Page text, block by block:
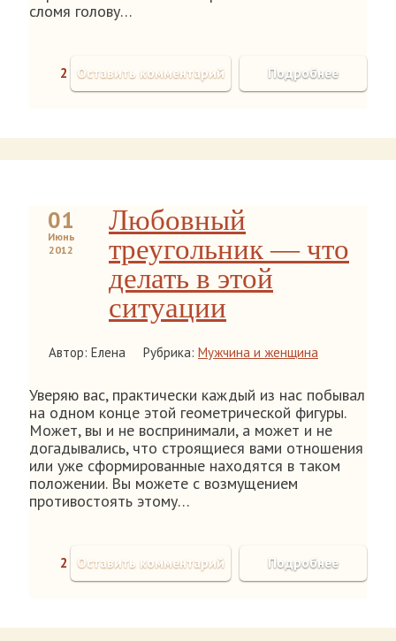
сломя голову…
2 Подробнее
Оставить комментарий
01
Июнь
2012
Любовный
треугольник — что
делать в этой
ситуации
Автор: Елена Рубрика: Мужчина и женщина
Уверяю вас, практически каждый из нас побывал
на одном конце этой геометрической фигуры.
Может, вы и не воспринимали, а может и не
догадывались, что строящиеся вами отношения
или уже сформированные находятся в таком
положении. Вы можете с возмущением
противостоять этому…
2 Подробнее
Оставить комментарий